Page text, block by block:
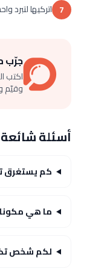
7 اتركيها لتبرد
جرّب
اكتب
وقيّم
أسئلة
كم يستغرق
ما هي
لكم شخص